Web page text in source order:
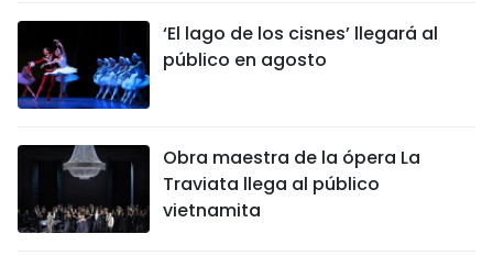
‘El lago de los cisnes’ llegará al
público en agosto
Obra maestra de la ópera La
Traviata llega al público
vietnamita